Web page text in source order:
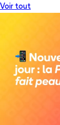
Voir tout